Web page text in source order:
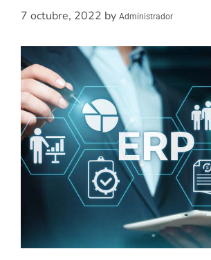
7 octubre, 2022 by Administrador